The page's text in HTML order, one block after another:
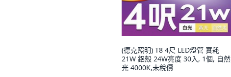
(德克照明) T8 4尺 LED燈管 實耗
21W 鋁殼 24W亮度 30入, 1個, 自然
光 4000K,未稅價